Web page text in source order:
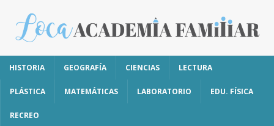
HISTORIA GEOGRAFÍA CIENCIAS LECTURA
PLÁSTICA MATEMÁTICAS LABORATORIO EDU. FÍSICA
RECREO